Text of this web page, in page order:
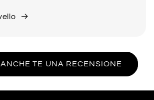
TE UNA RECENSIONE